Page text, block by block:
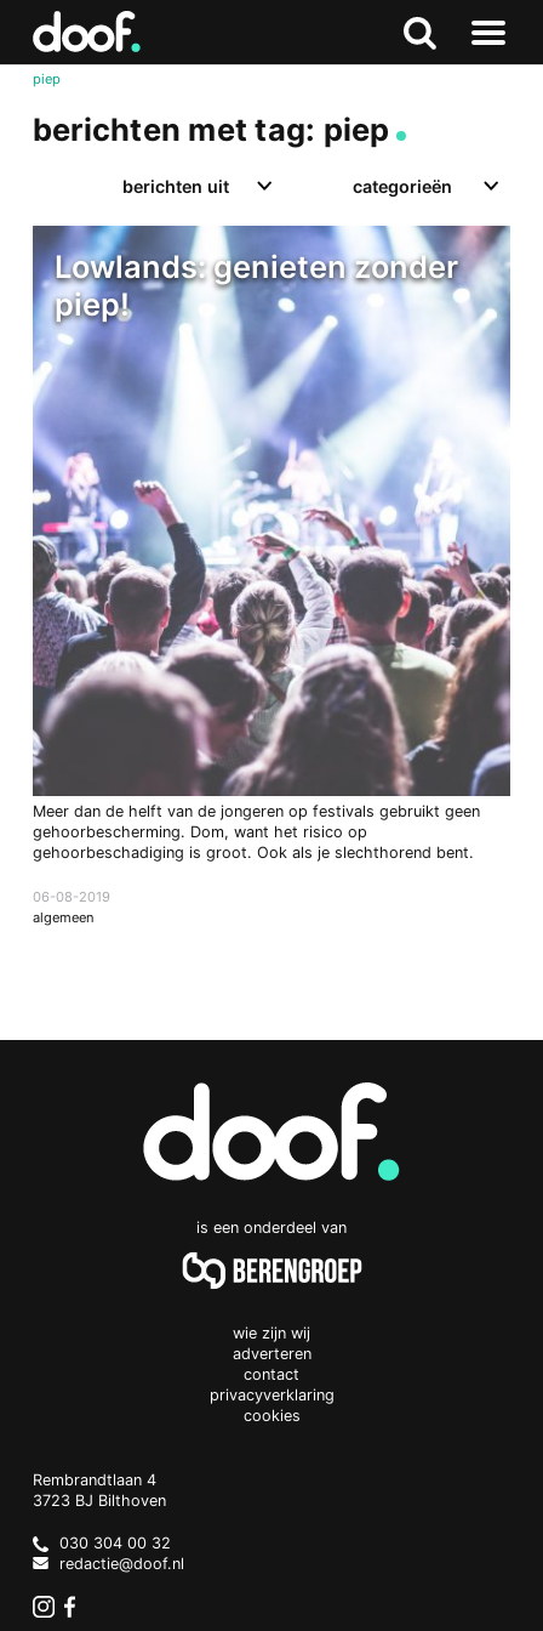
Zoeken
Naar
piep
berichten met tag: piep
berichten uit categorieën
Lowlands: genieten zonder
piep!
Meer dan de helft van de jongeren op festivals gebruikt geen
gehoorbescherming. Dom, want het risico op
gehoorbeschadiging is groot. Ook als je slechthorend bent.
06-08-2019
algemeen
Doof.nl
Zoeken
is een onderdeel van
wie zijn wij
adverteren
contact
privacyverklaring
cookies
Doof.nl
work
Rembrandtlaan 4
3723 BJ Bilthoven
Netherlands
030 304 00 32
redactie@doof.nl